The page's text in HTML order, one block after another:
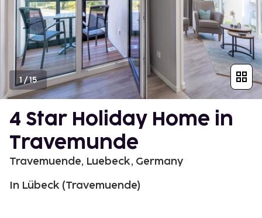
1/15
4 Star Holiday Home in
Travemunde
Travemuende, Luebeck, Germany
In Lübeck (Travemuende)